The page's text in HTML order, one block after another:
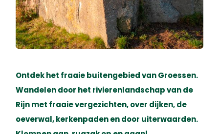
Ontdek het fraaie buitengebied van Groessen.
Wandelen door het rivierenlandschap van de
Rijn met fraaie vergezichten, over dijken, de
oeverwal, kerkenpaden en door uiterwaarden.